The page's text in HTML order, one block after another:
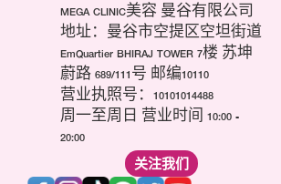
MEGA CLINIC美容 曼谷有限公司
地址：曼谷市空提区空坦街道
EmQuartier BHIRAJ TOWER 7楼 苏坤
蔚路 689/111号 邮编10110
营业执照号：10101014488
周一至周日 营业时间 10:00 -
20:00
关注我们